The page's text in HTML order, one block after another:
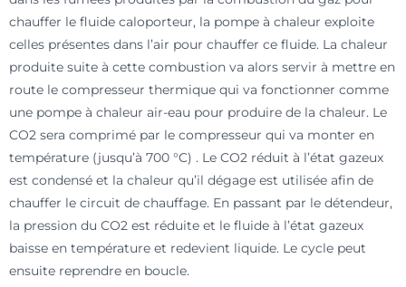
chauffer le fluide caloporteur, la pompe à chaleur exploite
celles présentes dans l’air pour chauffer ce fluide. La chaleur
produite suite à cette combustion va alors servir à mettre en
route le compresseur thermique qui va fonctionner comme
une pompe à chaleur air-eau pour produire de la chaleur. Le
CO2 sera comprimé par le compresseur qui va monter en
température (jusqu’à 700 °C) . Le CO2 réduit à l’état gazeux
est condensé et la chaleur qu’il dégage est utilisée afin de
chauffer le circuit de chauffage. En passant par le détendeur,
la pression du CO2 est réduite et le fluide à l’état gazeux
baisse en température et redevient liquide. Le cycle peut
ensuite reprendre en boucle.